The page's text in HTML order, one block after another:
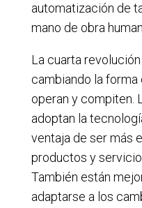
automatización de
mano de obra
La cuarta
cambiando la forma
operan y compiten.
adoptan la
ventaja de ser más
productos y
También están
adaptarse a los